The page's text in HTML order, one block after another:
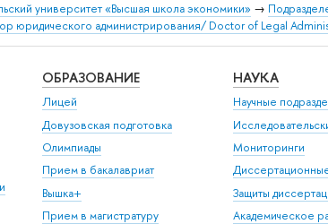
университет «Высшая школа экономики» →
юридического администрирования/ Doctor of Legal
ОБРАЗОВАНИЕ
Лицей
Довузовская подготовка
Олимпиады
Прием в бакалавриат
Вышка+
Прием в магистратуру
НАУКА
Научные
Мониторинги
Защиты
Академическое